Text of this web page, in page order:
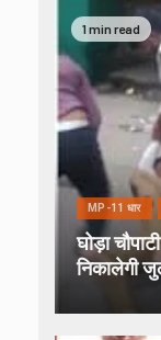
1 min read
MP-11 धार
घोड़ा
निकालेगी